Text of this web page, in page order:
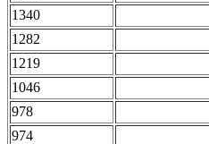
1340
1282
1219
1046
978
974